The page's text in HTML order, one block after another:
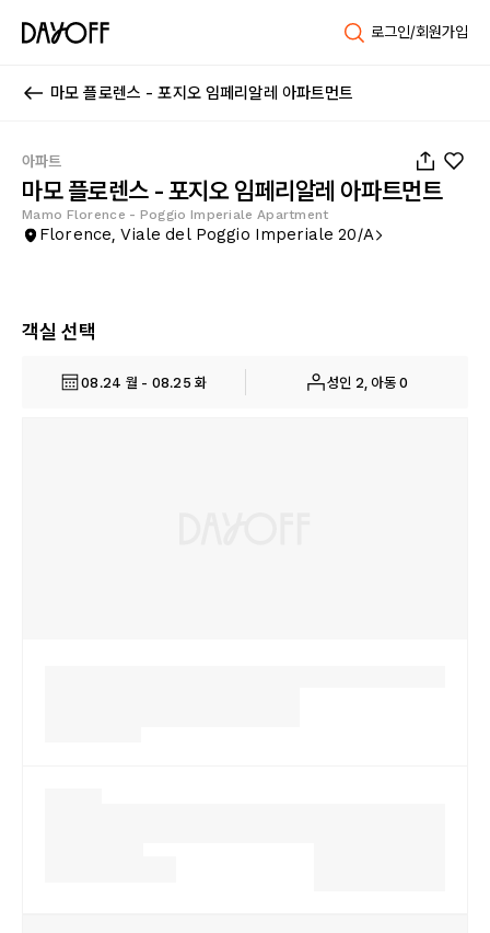
로그인/회원가입
마모 플로렌스 - 포지오 임페리알레 아파트먼트
아파트
마모 플로렌스 - 포지오 임페리알레 아파트먼트
Mamo Florence - Poggio Imperiale Apartment
Florence, Viale del Poggio Imperiale 20/A
객실 선택
08.24 월 - 08.25 화 성인 2, 아동 0